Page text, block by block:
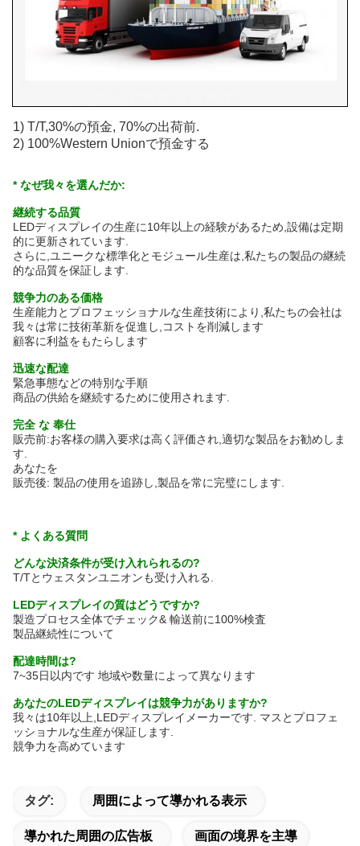
1) T/T,30%の預金, 70%の出荷前.
2) 100%Western Unionで預金する
* なぜ我々を選んだか:
継続する品質
LEDディスプレイの生産に10年以上の経験があるため,設備は定期
的に更新されています.
さらに,ユニークな標準化とモジュール生産は,私たちの製品の継続
的な品質を保証します.
競争力のある価格
生産能力とプロフェッショナルな生産技術により,私たちの会社は
我々は常に技術革新を促進し,コストを削減します
顧客に利益をもたらします
迅速な配達
緊急事態などの特別な手順
商品の供給を継続するために使用されます.
完全 な 奉仕
販売前:お客様の購入要求は高く評価され,適切な製品をお勧めしま
す.
あなたを
販売後: 製品の使用を追跡し,製品を常に完璧にします.
* よくある質問
どんな決済条件が受け入れられるの?
T/Tとウェスタンユニオンも受け入れる.
LEDディスプレイの質はどうですか?
製造プロセス全体でチェック& 輸送前に100%検査
製品継続性について
配達時間は?
7~35日以内です 地域や数量によって異なります
あなたのLEDディスプレイは競争力がありますか?
我々は10年以上,LEDディスプレイメーカーです. マスとプロフェ
ッショナルな生産が保証します.
競争力を高めています
タグ: 周囲によって導かれる表示
導かれた周囲の広告板 画面の境界を主導